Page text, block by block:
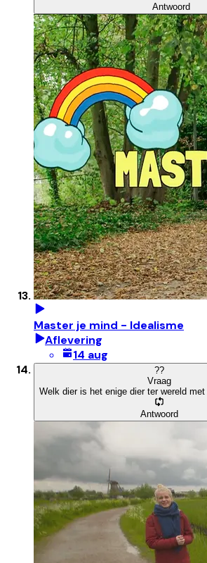
Antwoord
Master je mind - Idealisme
Aflevering
14 aug
??
Vraag
Welk dier is het enige dier ter wereld
Antwoord